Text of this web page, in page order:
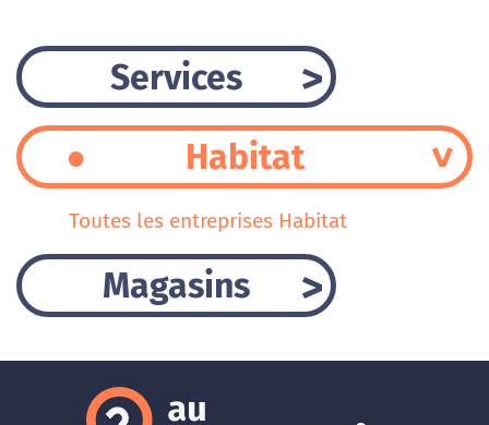
Services
Habitat
Toutes les entreprises Habitat
Magasins